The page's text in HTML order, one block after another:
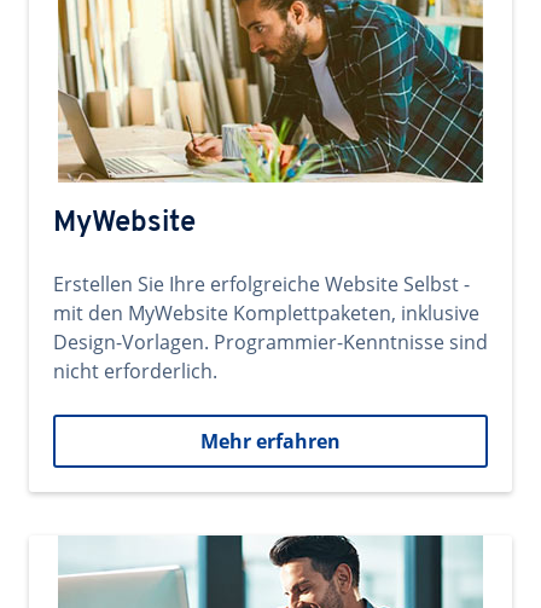
MyWebsite
Erstellen Sie Ihre erfolgreiche Website Selbst -
mit den MyWebsite Komplettpaketen, inklusive
Design-Vorlagen. Programmier-Kenntnisse sind
nicht erforderlich.
Mehr erfahren